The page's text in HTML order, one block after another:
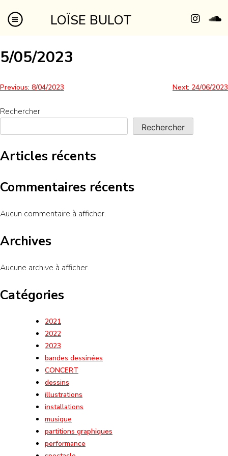
LOÏSE BULOT
5/05/2023
Previous: 8/04/2023 Next: 24/06/2023
Rechercher
Rechercher
Articles récents
Commentaires récents
Aucun commentaire à afficher.
Archives
Aucune archive à afficher.
Catégories
2021
2022
2023
bandes dessinées
CONCERT
dessins
illustrations
installations
musique
partitions graphiques
performance